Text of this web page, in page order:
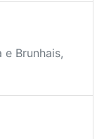
Brunhais,